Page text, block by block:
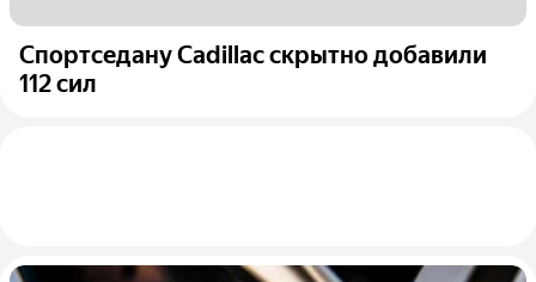
Спортседану Cadillac скрытно добавили
112 сил